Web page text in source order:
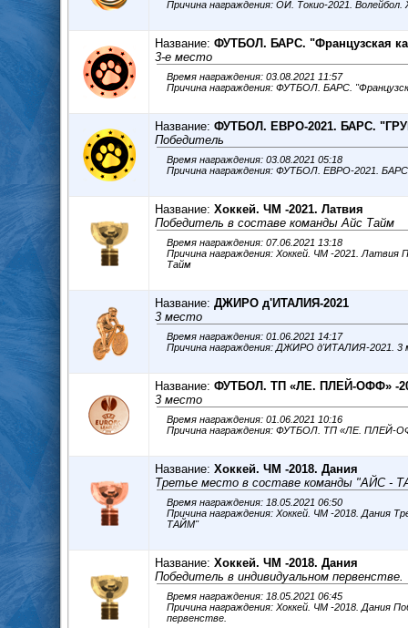
Название: ФУТБОЛ. БАРС. "Французская
3-е место
Время награждения: 03.08.2021 11:57
Название: ФУТБОЛ. ЕВРО-2021. БАРС.
Победитель
Время награждения: 03.08.2021 05:18
Название: Хоккей. ЧМ -2021. Латвия
Победитель в составе команды Айс Тайм
Время награждения: 07.06.2021 13:18
Причина награждения: Хоккей. ЧМ -2021. Латвия Победитель в составе команды Айс
Тайм
Название: ДЖИРО д'ИТАЛИЯ-2021
3 место
Время награждения: 01.06.2021 14:17
Причина награждения: ДЖИРО д'ИТАЛИЯ-2021. 3
Название: ФУТБОЛ. ТП «ЛЕ. ПЛЕЙ-ОФФ» -
3 место
Время награждения: 01.06.2021 10:16
Причина награждения: ФУТБОЛ. ТП «ЛЕ. ПЛЕЙ-
Название: Хоккей. ЧМ -2018. Дания
Третье место в составе команды "АЙС -
Время награждения: 18.05.2021 06:50
Причина награждения: Хоккей. ЧМ -2018. Дания Третье место в составе команды "АЙС -
ТАЙМ"
Название: Хоккей. ЧМ -2018. Дания
Победитель в индивидуальном первенстве.
Время награждения: 18.05.2021 06:45
Причина награждения: Хоккей. ЧМ -2018. Дания Победитель в индивидуальном
первенстве.